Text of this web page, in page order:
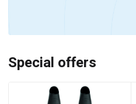
Special offers